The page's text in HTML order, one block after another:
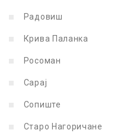
Радовиш
Крива Паланка
Росоман
Сарај
Сопиште
Старо Нагоричане